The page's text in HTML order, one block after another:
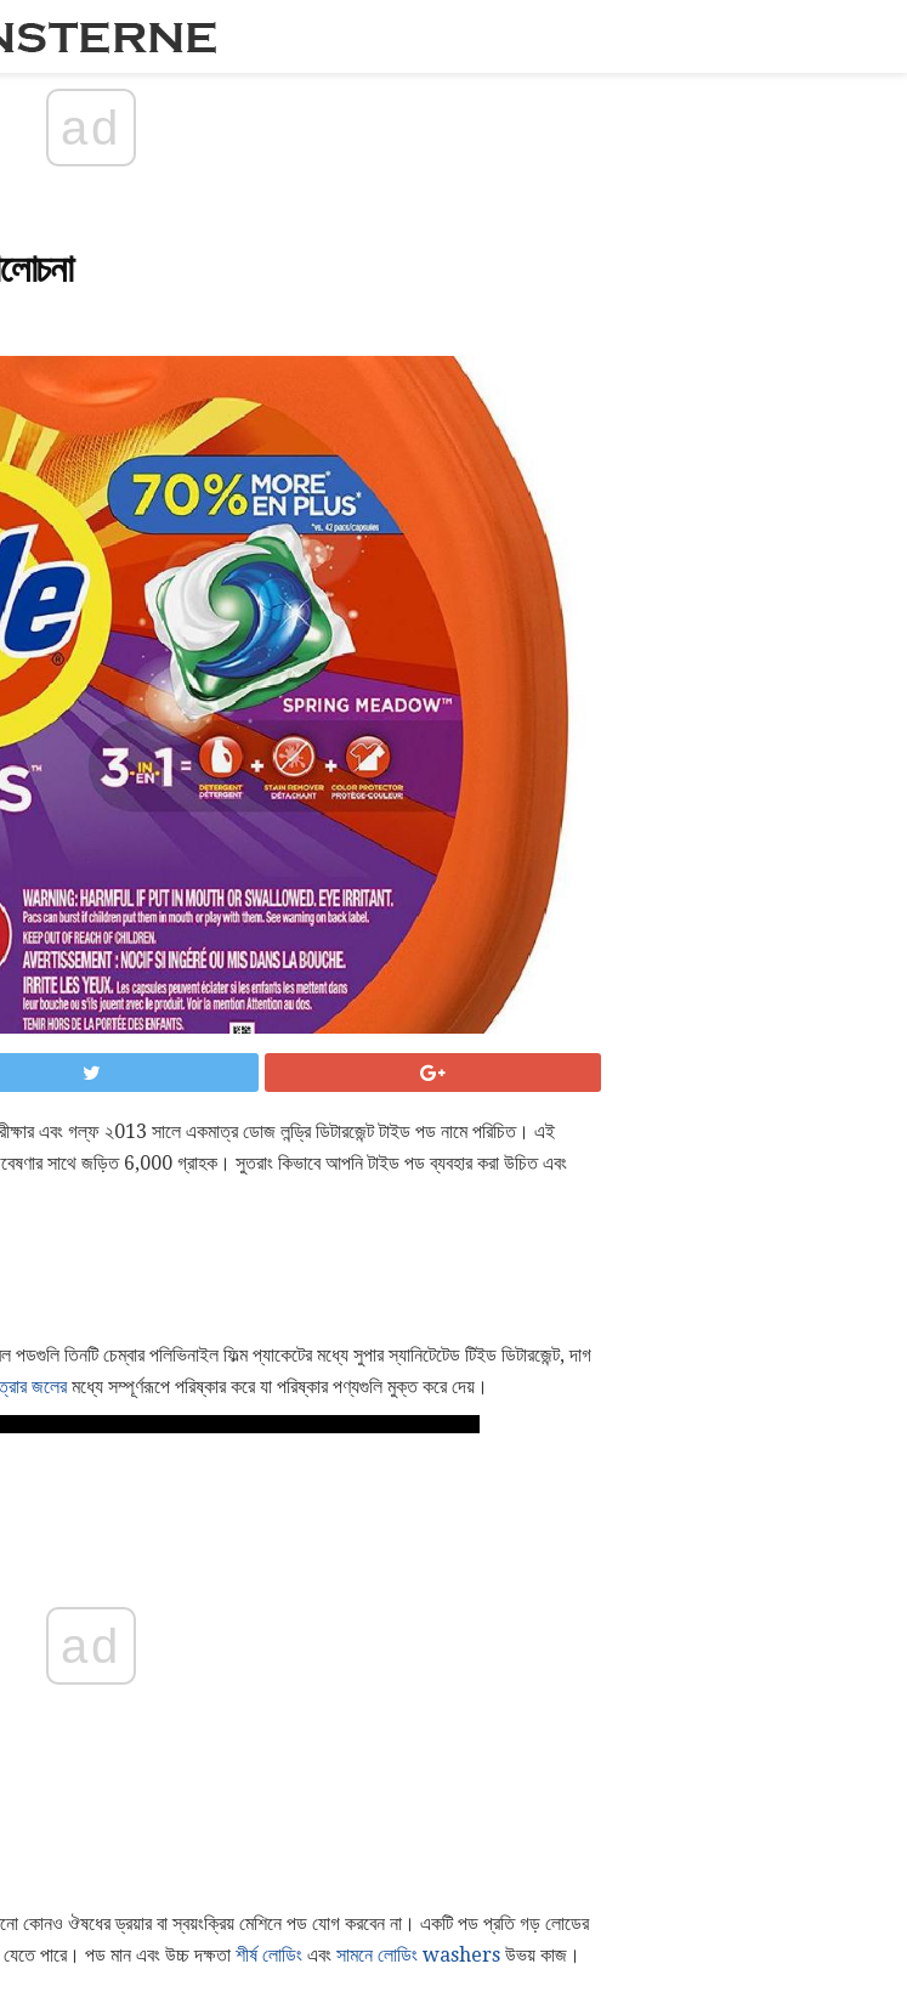
ad
এবং গল্ফ ২013 সালে একমাত্র ডোজ লন্ড্রি ডিটারজেন্ট টাইড পড নামে পরিচিত। এই
সাথে জড়িত 6,000 গ্রাহক। সুতরাং কিভাবে আপনি টাইড পড ব্যবহার করা উচিত এবং
তিনটি চেম্বার পলিভিনাইল ফিল্ম প্যাকেটের মধ্যে সুপার স্যানিটেটেড টিইড ডিটারজেন্ট, দাগ
জলেরমধ্যে সম্পূর্ণরূপে পরিষ্কার করে যা পরিষ্কার পণ্যগুলি মুক্ত করে দেয়।
ad
কোনও ঔষধের ড্রয়ার বা স্বয়ংক্রিয় মেশিনে পড যোগ করবেন না। একটি পড প্রতি গড় লোডের
পারে। পড মান এবং উচ্চ দক্ষতা শীর্ষ লোডিং এবং সামনে লোডিং washers উভয় কাজ।